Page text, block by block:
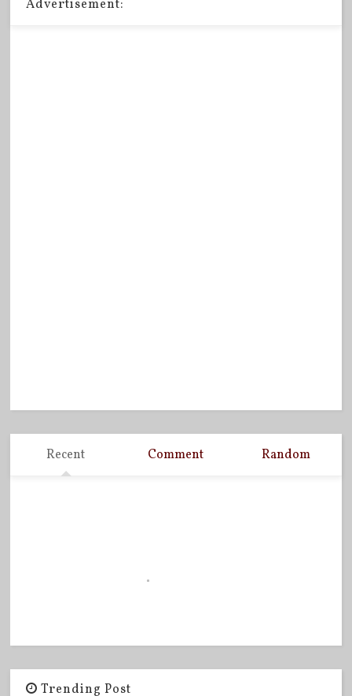
Advertisement:
Recent Comment Random
Trending Post